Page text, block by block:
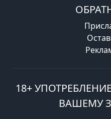
18+
ВАШЕМУ